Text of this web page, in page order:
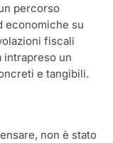
percorso
economiche su
fiscali
intrapreso un
e tangibili.
non è stato